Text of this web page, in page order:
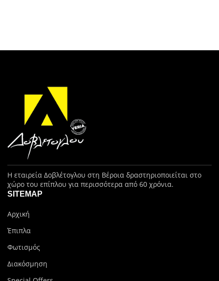
Η εταιρεία Δοβλέτογλου στη Βέροια δραστηριοποιείται στο
χώρο του επίπλου για περισσότερα από 60 χρόνια.
SITEMAP
Αρχική
Έπιπλα
Φωτισμός
Διακόσμηση